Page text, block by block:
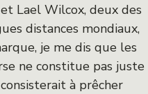
Lael Wilcox, deux des
distances mondiaux,
je me dis que les
ne constitue pas juste
à prêcher